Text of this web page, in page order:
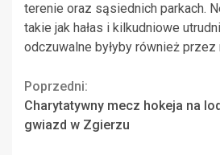
terenie oraz sąsiednich parkach.
takie jak hałas i kilkudniowe
odczuwalne byłyby również
Continue
Reading
Poprzedni:
Charytatywny mecz hokeja na
gwiazd w Zgierzu